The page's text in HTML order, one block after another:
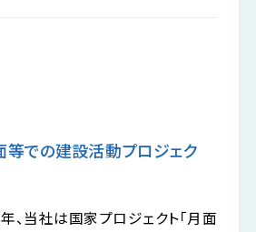
等での建設活動プロジェク
、当社は国家プロジェクト「月面